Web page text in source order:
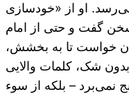
او از «خودسازی
گفت و حتی از امام
خواست تا به بخشش،
شک، کلمات والایی
نمی‌برد – بلکه از سوء